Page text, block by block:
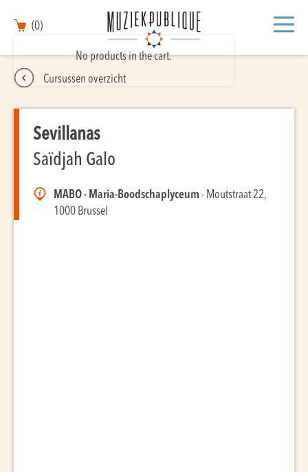
(0)
No products in the cart.
Cursussen overzicht
Sevillanas
Saïdjah Galo
MABO - Maria-Boodschaplyceum - Moutstraat 22,
1000 Brussel